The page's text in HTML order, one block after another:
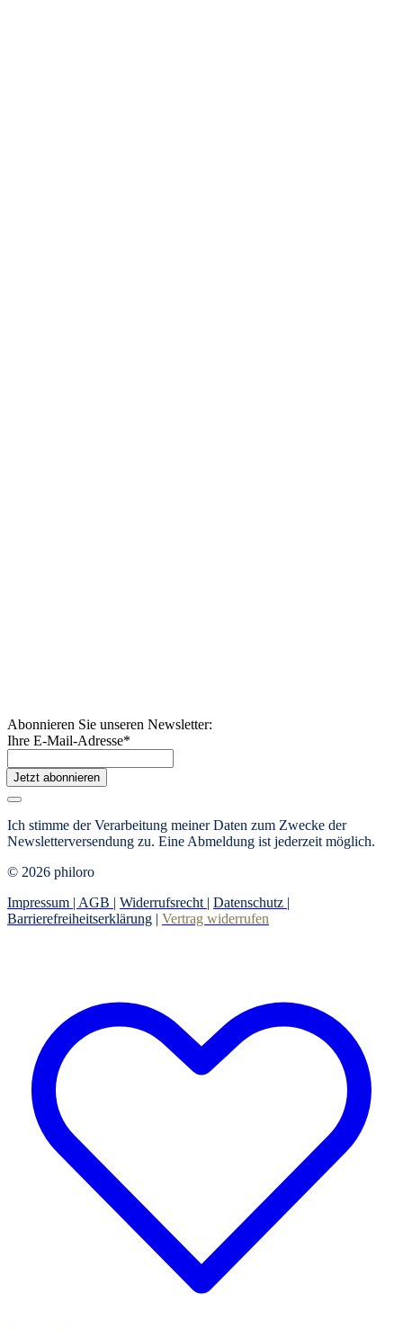
Abonnieren Sie unseren Newsletter:
Ihre E-Mail-Adresse*
Jetzt abonnieren
Ich stimme der Verarbeitung meiner Daten zum Zwecke der
Newsletterversendung zu. Eine Abmeldung ist jederzeit möglich.
© 2026 philoro
Impressum | AGB | Widerrufsrecht | Datenschutz |
Barrierefreiheitserklärung | Vertrag widerrufen